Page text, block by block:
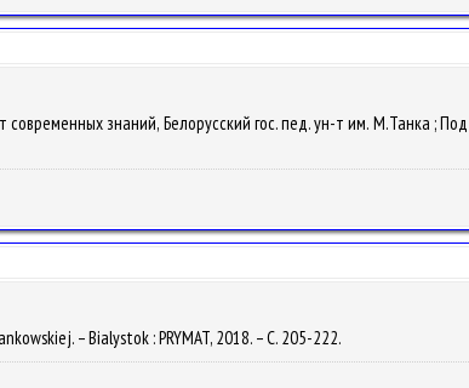
знаний, Белорусский гос. пед. ун-т им. М.Танка ;
– Bialystok : PRYMAT, 2018. – С. 205-222.